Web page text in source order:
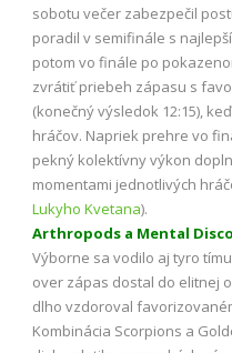
sobotu večer zabezpečil
poradil v semifinále s
potom vo finále po
zvrátiť priebeh zápasu s
(konečný výsledok 12:15),
hráčov. Napriek prehre vo
pekný kolektívny výkon
momentami jednotlivých
Lukyho Kvetana).
Arthropods a Mental
Výborne sa vodilo aj tyro
over zápas dostal do elitnej
dlho vzdoroval
Kombinácia Scorpions a